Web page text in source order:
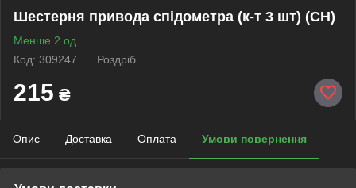
Шестерня привода спідометра (к-т 3 шт) (СН)
Менше 2 од.
Код: 309247
Роздріб
215 ₴
Опис Доставка Оплата Умови повернення